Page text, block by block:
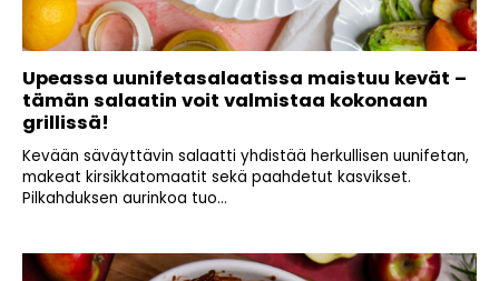
Upeassa uunifetasalaatissa maistuu kevät –
tämän salaatin voit valmistaa kokonaan
grillissä!
Kevään säväyttävin salaatti yhdistää herkullisen uunifetan,
makeat kirsikkatomaatit sekä paahdetut kasvikset.
Pilkahduksen aurinkoa tuo...